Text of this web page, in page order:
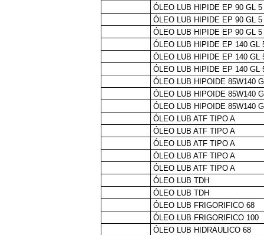
ÓLEO LUB HIPIDE EP 90 GL 5
ÓLEO LUB HIPIDE EP 90 GL 5
ÓLEO LUB HIPIDE EP 90 GL 5
ÓLEO LUB HIPIDE EP 140 GL
ÓLEO LUB HIPIDE EP 140 GL
ÓLEO LUB HIPIDE EP 140 GL
ÓLEO LUB HIPOIDE 85W140
ÓLEO LUB HIPOIDE 85W140
ÓLEO LUB HIPOIDE 85W140
ÓLEO LUB ATF TIPO A
ÓLEO LUB ATF TIPO A
ÓLEO LUB ATF TIPO A
ÓLEO LUB ATF TIPO A
ÓLEO LUB ATF TIPO A
ÓLEO LUB TDH
ÓLEO LUB TDH
ÓLEO LUB FRIGORIFICO 68
ÓLEO LUB FRIGORIFICO 100
ÓLEO LUB HIDRAULICO 68